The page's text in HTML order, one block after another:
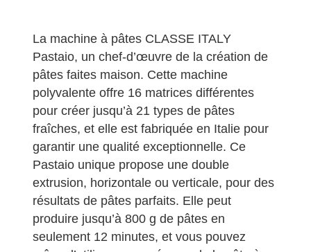
La machine à pâtes CLASSE ITALY
Pastaio, un chef-d’œuvre de la création de
pâtes faites maison. Cette machine
polyvalente offre 16 matrices différentes
pour créer jusqu’à 21 types de pâtes
fraîches, et elle est fabriquée en Italie pour
garantir une qualité exceptionnelle. Ce
Pastaio unique propose une double
extrusion, horizontale ou verticale, pour des
résultats de pâtes parfaits. Elle peut
produire jusqu’à 800 g de pâtes en
seulement 12 minutes, et vous pouvez